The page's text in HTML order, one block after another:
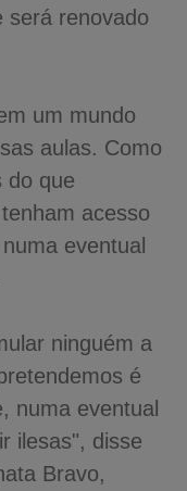
renovado
um mundo
aulas. Como
do que
acesso
eventual
ninguém a
é
numa eventual
ilesas", disse
Bravo,